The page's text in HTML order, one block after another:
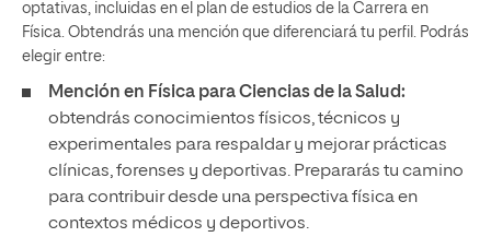
optativas, incluidas en el plan de estudios de la Carrera en
Física. Obtendrás una mención que diferenciará tu perfil. Podrás
elegir entre:
Mención en Física para Ciencias de la Salud:
obtendrás conocimientos físicos, técnicos y
experimentales para respaldar y mejorar prácticas
clínicas, forenses y deportivas. Prepararás tu camino
para contribuir desde una perspectiva física en
contextos médicos y deportivos.